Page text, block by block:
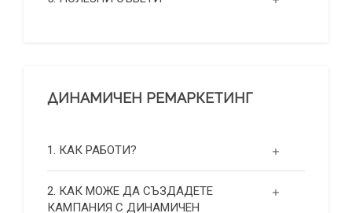
ДИНАМИЧЕН РЕМАРКЕТИНГ
1. КАК РАБОТИ?
2. КАК МОЖЕ ДА СЪЗДАДЕТЕ
КАМПАНИЯ С ДИНАМИЧЕН